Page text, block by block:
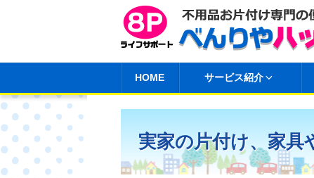
ン
へ
ス
HOME サービス紹介
実家の片付け、家具